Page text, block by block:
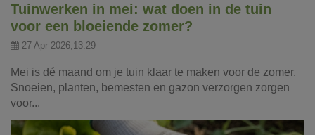
Tuinwerken in mei: wat doen in de tuin
voor een bloeiende zomer?
27 Apr 2026,13:29
Mei is dé maand om je tuin klaar te maken voor de zomer.
Snoeien, planten, bemesten en gazon verzorgen zorgen
voor...